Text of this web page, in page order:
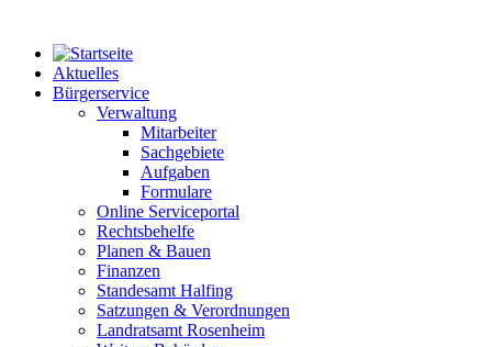
Aktuelles
Bürgerservice
Verwaltung
Mitarbeiter
Sachgebiete
Aufgaben
Formulare
Online Serviceportal
Rechtsbehelfe
Planen & Bauen
Finanzen
Standesamt Halfing
Satzungen & Verordnungen
Landratsamt Rosenheim